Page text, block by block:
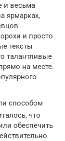
и весьма
ярмарках,
и просто
тексты
талантливые
на месте.
способом
что
обеспечить